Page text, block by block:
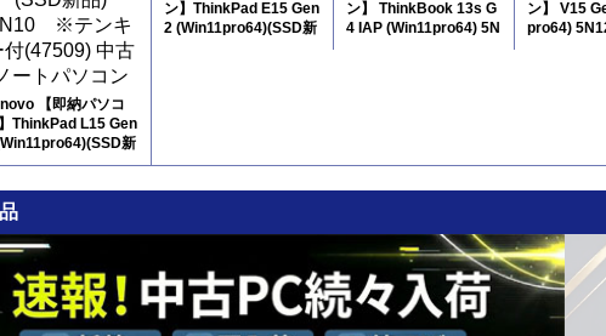
【即納パソコ
ThinkPad L15 Gen
新
5N10 ※テンキー
ン】ThinkPad E15 Gen
2 (Win11pro64)(SSD新
ン】 ThinkBook 13s G
4 IAP (Win11pro64) 5N
ン】 V15
pro64)